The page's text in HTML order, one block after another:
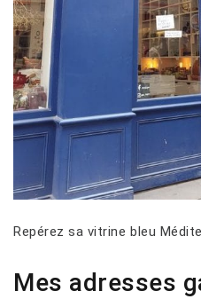
Repérez sa vitrine bleu
Mes adresses